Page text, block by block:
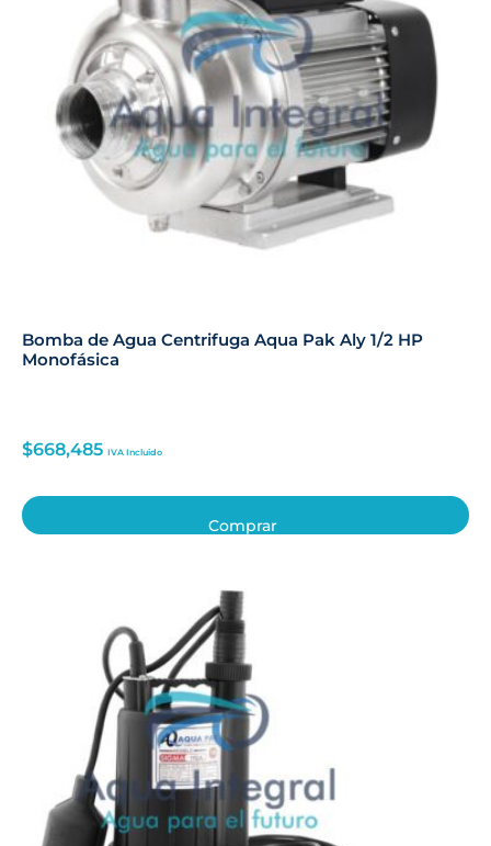
Bomba de Agua Centrifuga Aqua Pak Aly 1/2 HP
Monofásica
$668,485 IVA Incluido
Comprar